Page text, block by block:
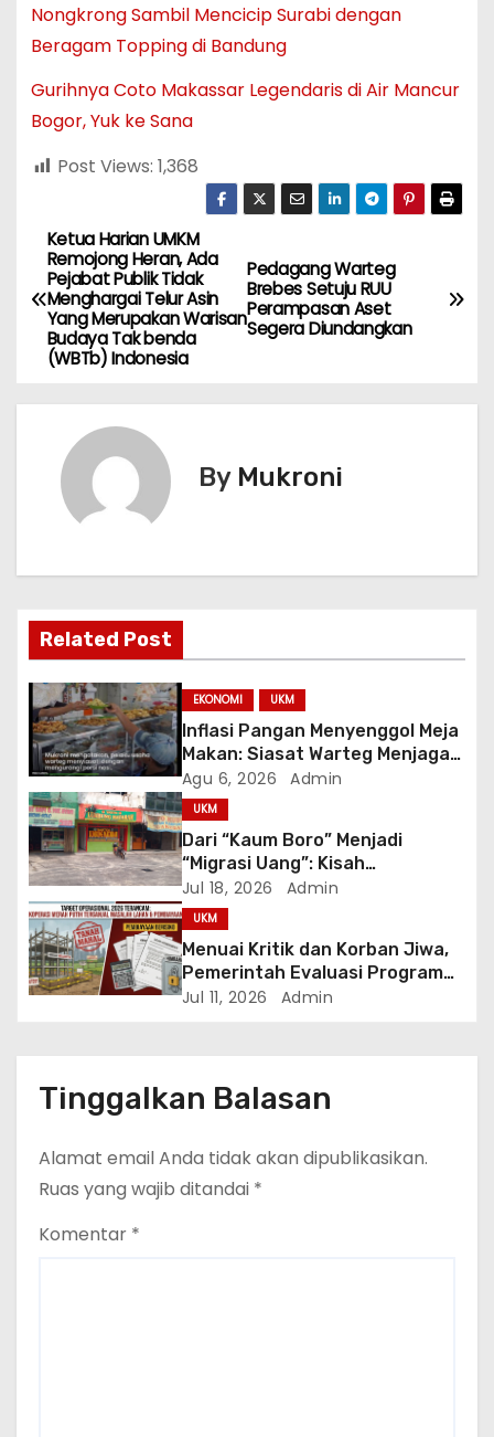
Nongkrong Sambil Mencicip Surabi dengan
Beragam Topping di Bandung
Gurihnya Coto Makassar Legendaris di Air Mancur
Bogor, Yuk ke Sana
Post Views: 1,368
N
a
v
i
p
o
s
Pedagang Warteg
Brebes Setuju RUU
Perampasan Aset
Segera Diundangkan
Ketua Harian UMKM
Remojong Heran, Ada
Pejabat Publik Tidak
Menghargai Telur Asin
Yang Merupakan Warisan
Budaya Tak benda
(WBTb) Indonesia
By Mukroni
Related Post
EKONOMI UKM
Inflasi Pangan Menyenggol Meja
Makan: Siasat Warteg Menjaga
Harga Tetap Terjangkau
Agu 6, 2026 Admin
UKM
Dari “Kaum Boro” Menjadi
“Migrasi Uang”: Kisah
Perjuangan di Balik Proklamasi
Ibu Kota Mi Ayam Bakso
Wonogiri
Jul 18, 2026 Admin
UKM
Menuai Kritik dan Korban Jiwa,
Pemerintah Evaluasi Program
Koperasi Desa Merah Putih
Jul 11, 2026 Admin
Tinggalkan Balasan
Alamat email Anda tidak akan dipublikasikan.
Ruas yang wajib ditandai *
Komentar *